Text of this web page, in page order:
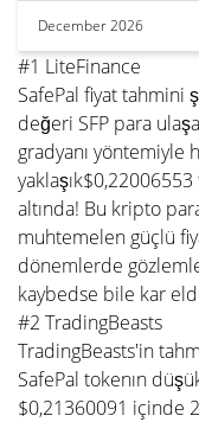
December 2026
#1 LiteFinance
SafePal fiyat tahmini
değeri SFP para
gradyanı yöntemiyle
altında! Bu kripto
muhtemelen güçlü
dönemlerde
kaybedse bile kar
#2 TradingBeasts
TradingBeasts'in
SafePal tokenın
$0,21360091 içinde